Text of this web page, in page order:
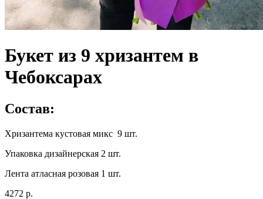
Букет из 9 хризантем в
Чебоксарах
Состав:
Хризантема кустовая микс 9 шт.
Упаковка дизайнерская 2 шт.
Лента атласная розовая 1 шт.
4272 р.